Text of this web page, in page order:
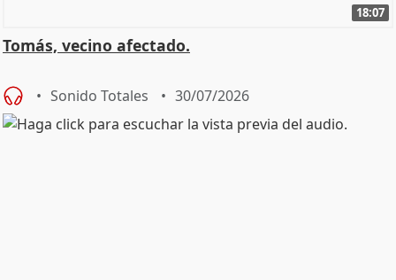
18:07
Tomás, vecino afectado.
Sonido Totales 30/07/2026